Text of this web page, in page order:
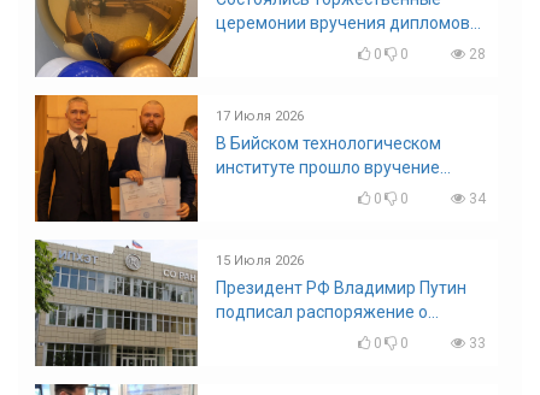
церемонии вручения дипломов
0 0 28
17 Июля 2026
В Бийском технологическом
институте прошло вручение
0 0 34
15 Июля 2026
Президент РФ Владимир Путин
подписал распоряжение о
поощрении граждан и трудовых
0 0 33